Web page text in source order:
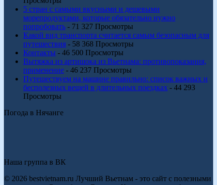
5 стран с самыми вкусными и дешевыми
морепродуктами, которые обязательно нужно
попробовать - 71 327 Просмотры
Какой вид транспорта считается самым безопасным для
путешествия - 58 368 Просмотры
Контакты - 46 500 Просмотры
Вытяжка из артишока из Вьетнама: противопоказания,
применение - 46 237 Просмотры
Путешествуем на машине правильно: список важных и
бесполезных вещей в длительных поездках - 44 293
Просмотры
Погода в Нячанге
Наша группа в ВК
© 2026 bestvietnam.ru Лучший Вьетнам - это сайт с полезными